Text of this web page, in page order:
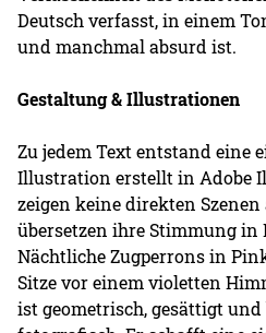
Deutsch verfasst, in einem
und manchmal absurd ist.
Gestaltung & Illustrationen
Zu jedem Text entstand eine
Illustration erstellt in Adobe
zeigen keine direkten
übersetzen ihre Stimmung in
Nächtliche Zugperrons in
Sitze vor einem violetten
ist geometrisch, gesättigt